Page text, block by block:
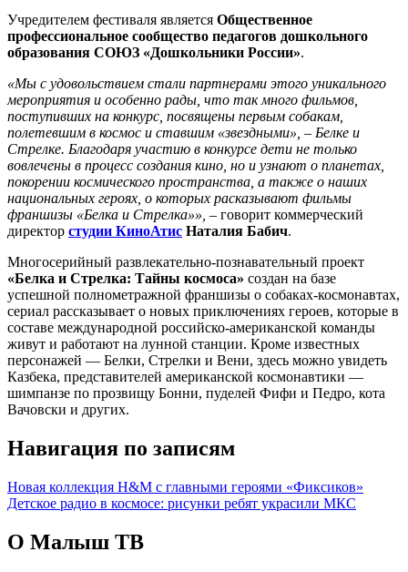
Учредителем фестиваля является Общественное
профессиональное сообщество педагогов дошкольного
образования СОЮЗ «Дошкольники России».
«Мы с удовольствием стали партнерами этого уникального
мероприятия и особенно рады, что так много фильмов,
поступивших на конкурс, посвящены первым собакам,
полетевшим в космос и ставшим «звездными», – Белке и
Стрелке. Благодаря участию в конкурсе дети не только
вовлечены в процесс создания кино, но и узнают о планетах,
покорении космического пространства, а также о наших
национальных героях, о которых расказывают фильмы
франшизы «Белка и Стрелка»», – говорит коммерческий
директор студии КиноАтис Наталия Бабич.
Многосерийный развлекательно-познавательный проект
«Белка и Стрелка: Тайны космоса» создан на базе
успешной полнометражной франшизы о собаках-космонавтах,
сериал рассказывает о новых приключениях героев, которые в
составе международной российско-американской команды
живут и работают на лунной станции. Кроме известных
персонажей — Белки, Стрелки и Вени, здесь можно увидеть
Казбека, представителей американской космонавтики —
шимпанзе по прозвищу Бонни, пуделей Фифи и Педро, кота
Вачовски и других.
Навигация по записям
Новая коллекция H&M с главными героями «Фиксиков»
Детское радио в космосе: рисунки ребят украсили МКС
О Малыш ТВ